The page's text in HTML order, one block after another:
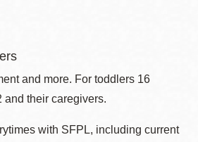
and more. For toddlers 16
and their caregivers.
with SFPL, including current